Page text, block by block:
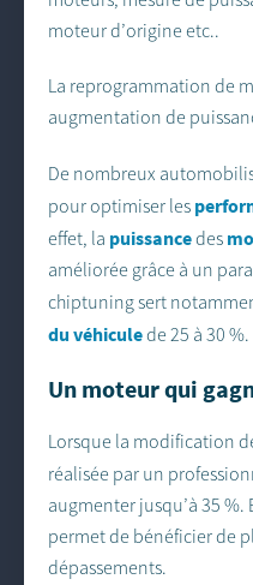
moteur d’origine etc..
La reprogrammation de
augmentation de
De nombreux
pour optimiser les
effet, la puissancedes
améliorée grâce à un
chiptuning sert
du véhiculede 25 à 30 %.
Un moteur qui
Lorsque la modification
réalisée par un
augmenter jusqu’à 35
permet de bénéficier de
dépassements.